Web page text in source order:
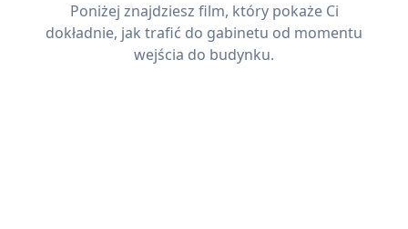
Poniżej znajdziesz film, który pokaże Ci
dokładnie, jak trafić do gabinetu od momentu
wejścia do budynku.